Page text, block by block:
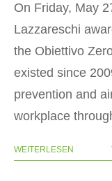
On Friday, May
Lazzareschi
the Obiettivo
existed since
prevention and
workplace
WEITERLESEN